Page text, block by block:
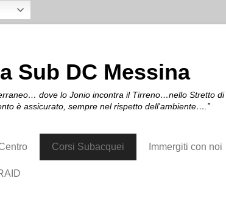
Sub DC Messina
dove lo Jonio incontra il Tirreno…nello Stretto
è assicurato, sempre nel rispetto dell'ambiente….”
Centro Corsi Subacquei Immergiti con noi